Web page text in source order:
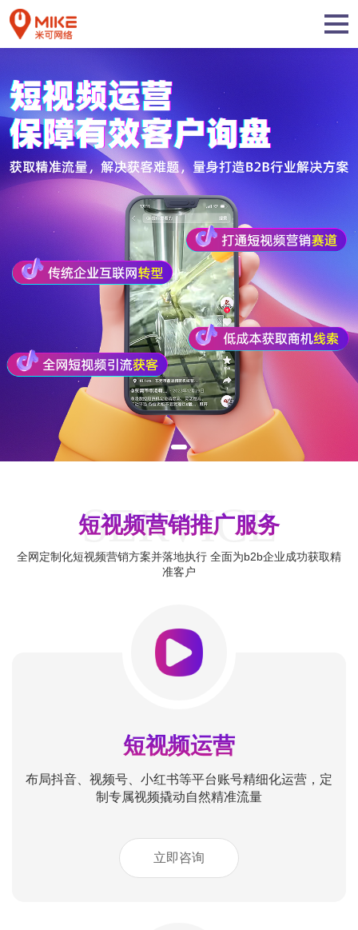
短视频营销推广服务
SERVICE
全网定制化短视频营销方案并落地执行 全面为b2b企业成功获取精
准客户
短视频运营
布局抖音、视频号、小红书等平台账号精细化运营，定
制专属视频撬动自然精准流量
立即咨询